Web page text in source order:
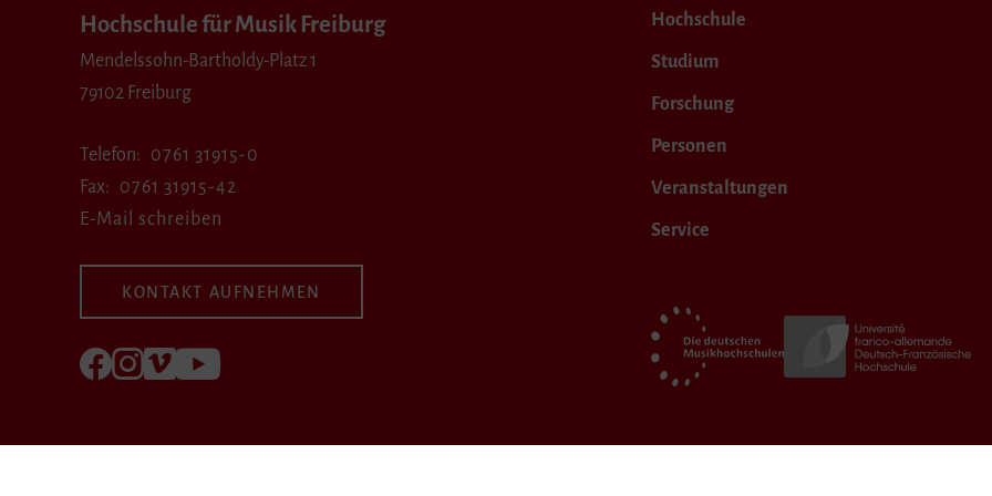
Hochschule für Musik Freiburg
Mendelssohn-Bartholdy-Platz 1
79102 Freiburg
Telefon
0761 31915-0
Fax
0761 31915-42
E-Mail schreiben
KONTAKT AUFNEHMEN
Folgen Sie uns auf Facebook
Folgen Sie uns auf Instagram
Besuchen Sie uns bei Vimeo
Hochschule
Studium
Forschung
Personen
Veranstaltungen
Service